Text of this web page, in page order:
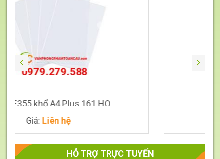
Plus 161 HO
HỖ TRỢ TRỰC TUYẾN